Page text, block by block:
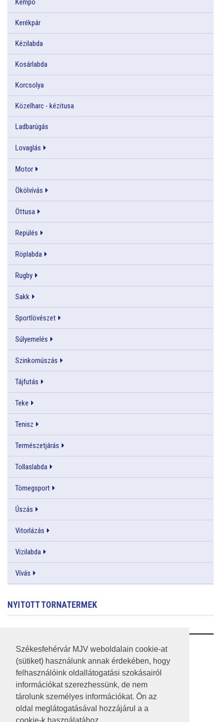
Székesfehérvár MJV weboldalain cookie-at
(sütiket) használunk annak érdekében, hogy
felhasználóink oldallátogatási szokásairól
információkat szerezhessünk, de nem
tárolunk személyes információkat. Ön az
oldal meglátogatásával hozzájárul a a
Kempo
Kerékpár
Kézilabda
Kosárlabda
Korcsolya
Közelharc - kézitusa
Ladbarúgás
Lovaglás
Motor
Ökölvívás
Öttusa
Repülés
Röplabda
Rugby
Sakk
Sportlövészet
Súlyemelés
Szinkornúszás
Tájfutás
Teke
Tenisz
Természetjárás
Tollaslabda
Tömegsport
Úszás
Vitorlázás
Vizilabda
Vívás
NYITOTT TORNATERMEK
RSS
A HONLAP 2017.03.31-I ÁLLAPOTA
JOGI NYILATKOZAT
IMPRESSZUM